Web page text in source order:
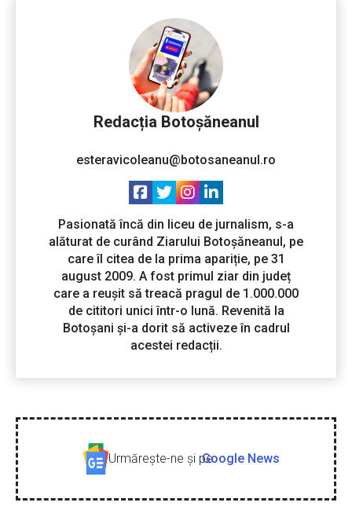
Redacția Botoșăneanul
esteravicoleanu@botosaneanul.ro
Pasionată încă din liceu de jurnalism, s-a
alăturat de curând Ziarului Botoșăneanul, pe
care îl citea de la prima apariție, pe 31
august 2009. A fost primul ziar din județ
care a reușit să treacă pragul de 1.000.000
de cititori unici într-o lună. Revenită la
Botoșani și-a dorit să activeze în cadrul
acestei redacții.
Urmăreşte-ne şi peGoogle News